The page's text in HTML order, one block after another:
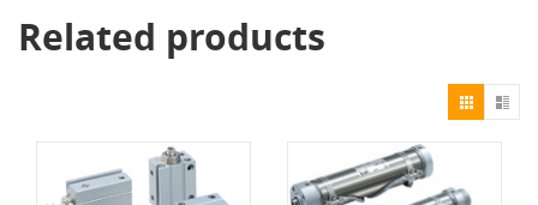
Related products